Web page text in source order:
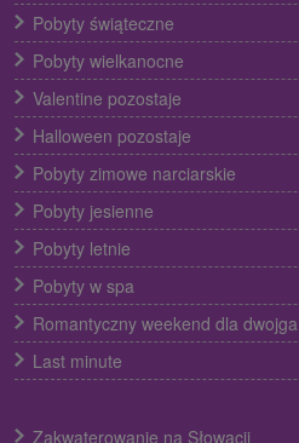
Pobyty świąteczne
Pobyty wielkanocne
Valentine pozostaje
Halloween pozostaje
Pobyty zimowe narciarskie
Pobyty jesienne
Pobyty letnie
Pobyty w spa
Romantyczny weekend dla dwojga
Last minute
Zakwaterowanie na Słowacji